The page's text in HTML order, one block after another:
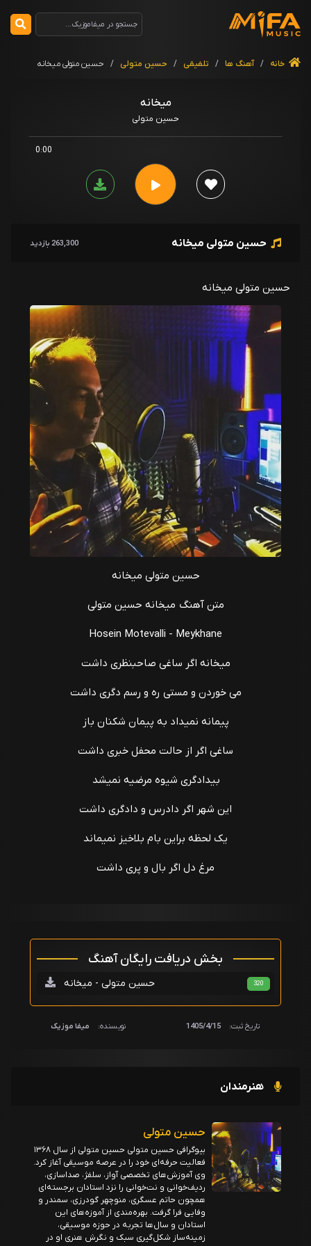
خانه / آهنگ ها / تلفیقی / حسین متولی / حسین متولی میخانه
میخانه
حسین متولی
0:00
حسین متولی میخانه 263,300 بازدید
حسین متولی میخانه
حسین متولی میخانه
متن آهنگ میخانه حسین متولی
Hosein Motevalli - Meykhane
میخانه اگر ساغی صاحبنظری داشت
می خوردن و مستی ره و رسم دگری داشت
پیمانه نمیداد به پیمان شکنان باز
ساغی اگر از حالت محفل خبری داشت
بیدادگری شیوه مرضیه نمیشد
این شهر اگر دادرس و دادگری داشت
یک لحظه براین بام بلاخیز نمیماند
مرغ دل اگر بال و پری داشت
بخش دریافت رایگان آهنگ
حسین متولی - میخانه 320
تاریخ ثبت: 1405/4/15 نویسنده: میفا موزیک
هنرمندان
حسین متولی
بیوگرافی حسین متولی حسین متولی از سال ۱۳۶۸
فعالیت حرفه‌ای خود را در عرصه موسیقی آغاز کرد.
وی آموزش‌های تخصصی آواز، سلفژ، صداسازی،
ردیف‌خوانی و نت‌خوانی را نزد استادان برجسته‌ای
همچون حاتم عسگری، منوچهر گودرزی، سمندر و
وفایی فرا گرفت. بهره‌مندی از آموزه‌های این
استادان و سال‌ها تجربه در حوزه موسیقی،
زمینه‌ساز شکل‌گیری سبک و نگرش هنری او در